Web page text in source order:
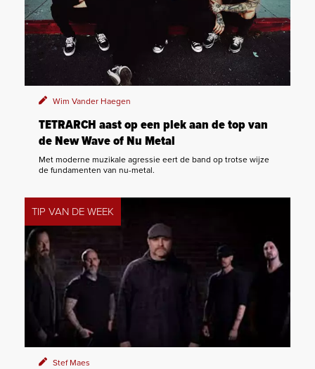
Wim Vander Haegen
TETRARCH aast op een plek aan de top van
de New Wave of Nu Metal
Met moderne muzikale agressie eert de band op trotse wijze
de fundamenten van nu-metal.
TIP VAN DE WEEK
Stef Maes